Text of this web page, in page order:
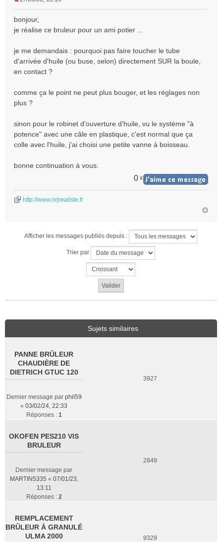
s
s
g
e
l
u
bonjour,
je réalise ce bruleur pour un ami potier ...
je me demandais : pourquoi pas faire toucher le tube
d'arrivée d'huile (ou buse, selon) directement SUR la boule,
en contact ?
comme ça le point ne peut plus bouger, et les réglages non
plus ?
sinon pour le robinet d'ouverture d'huile, vu le système "à
potence" avec une câle en plastique, c'est normal que ça
colle avec l'huile, j'ai choisi une petite vanne à boisseau.
bonne continuation à vous.
0 x
http://www.nrjrealiste.fr
Afficher les messages publiés depuis :
Trier par
Sujets similaires
PANNE BRÛLEUR
CHAUDIÈRE DE
DIETRICH GTUC 120
Dernier message par phil59
« 03/02/24, 22:33
Réponses : 1
3927
OKOFEN PES210 VIS
BRULEUR
Dernier message par
MARTIN5335 « 07/01/23,
13:11
Réponses : 2
2849
REMPLACEMENT
BRÛLEUR À GRANULÉ
ULMA 2000
9329